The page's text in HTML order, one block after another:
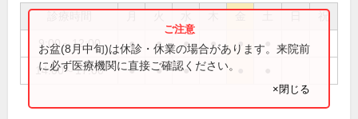
祝
9:00～12:00 ● ● ● ● ●
14:00～17:00 ● ● ●
お盆(8月中旬)は休診・休業の場合があります。来院前
に必ず医療機関に直接ご確認ください。
×閉じる